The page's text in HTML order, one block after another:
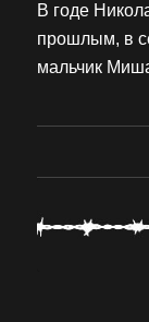
В годе
прошлым, в
мальчик